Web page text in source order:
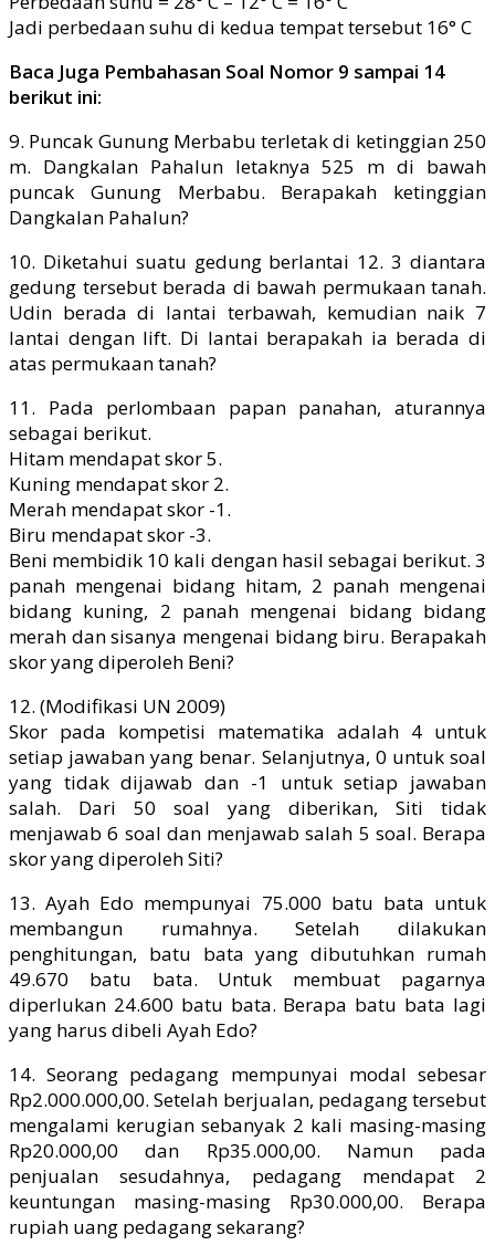
Jadi perbedaan suhu di kedua tempat tersebut 16° C
Baca Juga Pembahasan Soal Nomor 9 sampai 14
berikut ini:
9. Puncak Gunung Merbabu terletak di ketinggian 250
m. Dangkalan Pahalun letaknya 525 m di bawah
puncak Gunung Merbabu. Berapakah ketinggian
Dangkalan Pahalun?
10. Diketahui suatu gedung berlantai 12. 3 diantara
gedung tersebut berada di bawah permukaan tanah.
Udin berada di lantai terbawah, kemudian naik 7
lantai dengan lift. Di lantai berapakah ia berada di
atas permukaan tanah?
11. Pada perlombaan papan panahan, aturannya
sebagai berikut.
Hitam mendapat skor 5.
Kuning mendapat skor 2.
Merah mendapat skor -1.
Biru mendapat skor -3.
Beni membidik 10 kali dengan hasil sebagai berikut. 3
panah mengenai bidang hitam, 2 panah mengenai
bidang kuning, 2 panah mengenai bidang bidang
merah dan sisanya mengenai bidang biru. Berapakah
skor yang diperoleh Beni?
12. (Modifikasi UN 2009)
Skor pada kompetisi matematika adalah 4 untuk
setiap jawaban yang benar. Selanjutnya, 0 untuk soal
yang tidak dijawab dan -1 untuk setiap jawaban
salah. Dari 50 soal yang diberikan, Siti tidak
menjawab 6 soal dan menjawab salah 5 soal. Berapa
skor yang diperoleh Siti?
13. Ayah Edo mempunyai 75.000 batu bata untuk
membangun rumahnya. Setelah dilakukan
penghitungan, batu bata yang dibutuhkan rumah
49.670 batu bata. Untuk membuat pagarnya
diperlukan 24.600 batu bata. Berapa batu bata lagi
yang harus dibeli Ayah Edo?
14. Seorang pedagang mempunyai modal sebesar
Rp2.000.000,00. Setelah berjualan, pedagang tersebut
mengalami kerugian sebanyak 2 kali masing-masing
Rp20.000,00 dan Rp35.000,00. Namun pada
penjualan sesudahnya, pedagang mendapat 2
keuntungan masing-masing Rp30.000,00. Berapa
rupiah uang pedagang sekarang?